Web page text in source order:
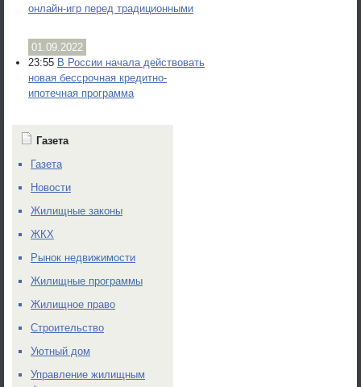
онлайн-игр перед традиционными
01.09.2022
23:55 В России начала действовать
новая бессрочная кредитно-
ипотечная программа
Газета
Газета
Новости
Жилищные законы
ЖКХ
Рынок недвижимости
Жилищные программы
Жилищное право
Строительство
Уютный дом
Управление жилищным